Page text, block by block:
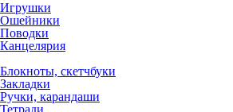
Игрушки
Ошейники
Поводки
Канцелярия
Блокноты, скетчбуки
Закладки
Ручки, карандаши